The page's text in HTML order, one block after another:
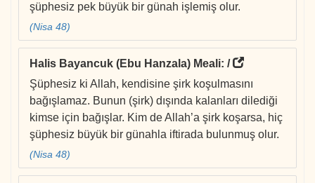
şüphesiz pek büyük bir günah işlemiş olur.
(Nisa 48)
Halis Bayancuk (Ebu Hanzala) Meali: /
Şüphesiz ki Allah, kendisine şirk koşulmasını
bağışlamaz. Bunun (şirk) dışında kalanları dilediği
kimse için bağışlar. Kim de Allah’a şirk koşarsa, hiç
şüphesiz büyük bir günahla iftirada bulunmuş olur.
(Nisa 48)